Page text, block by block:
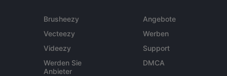
Brusheezy
Vecteezy
Videezy
Werden Sie
Anbieter
Angebote
Werben
Support
DMCA